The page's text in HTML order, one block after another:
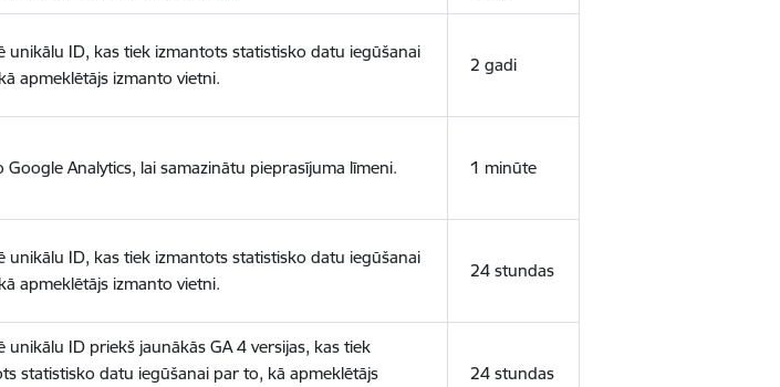
unikālu ID, kas tiek izmantots statistisko datu iegūšanai
apmeklētājs izmanto vietni.
2 gadi
Google Analytics, lai samazinātu pieprasījuma līmeni. 1 minūte
unikālu ID, kas tiek izmantots statistisko datu iegūšanai
apmeklētājs izmanto vietni.
24 stundas
unikālu ID priekš jaunākās GA 4 versijas, kas tiek
statistisko datu iegūšanai par to, kā apmeklētājs
24 stundas